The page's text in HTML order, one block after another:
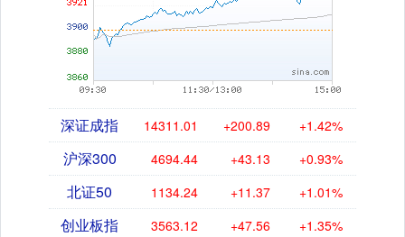
深证成指 14311.01 +200.89 +1.42%
沪深300 4694.44 +43.13 +0.93%
北证50 1134.24 +11.37 +1.01%
创业板指 3563.12 +47.56 +1.35%